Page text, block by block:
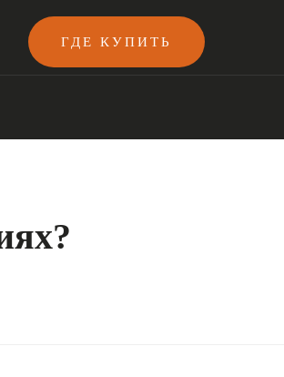
ГДЕ КУПИТЬ